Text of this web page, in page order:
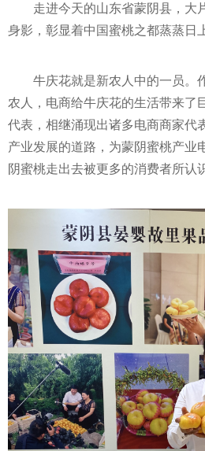
走进今天的山东省蒙阴县，大
身影，彰显着中国蜜桃之都蒸蒸日
牛庆花就是新农人中的一员。
农人，电商给牛庆花的生活带来了
代表，相继涌现出诸多电商商家代
产业发展的道路，为蒙阴蜜桃产业
阴蜜桃走出去被更多的消费者所认